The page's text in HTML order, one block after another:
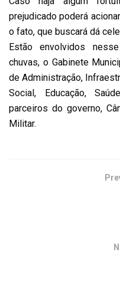
prejudicado poderá
o fato, que buscará dá
Estão envolvidos
chuvas, o Gabinete
de Administração,
Social, Educação,
parceiros do governo,
Militar.